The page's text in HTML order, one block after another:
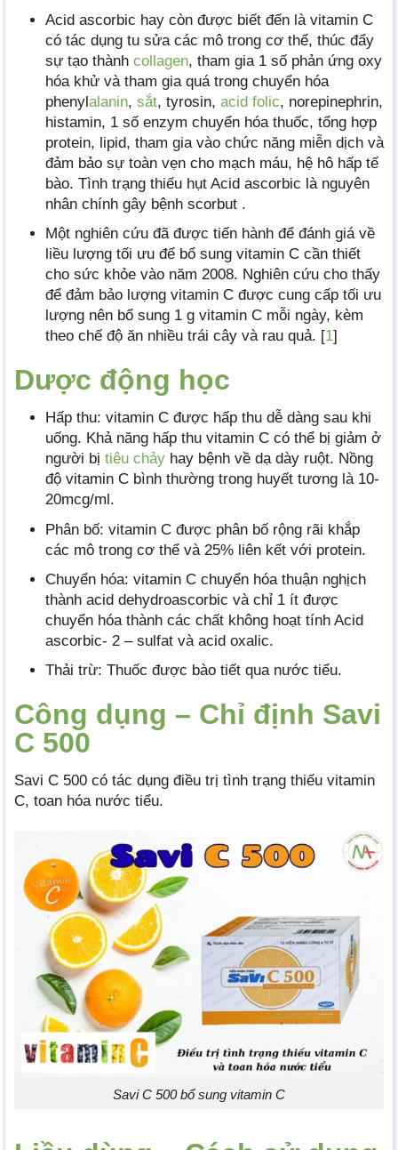
Acid ascorbic hay còn được biết đến là vitamin C
có tác dụng tu sửa các mô trong cơ thể, thúc đẩy
sự tạo thành collagen, tham gia 1 số phản ứng oxy
hóa khử và tham gia quá trong chuyển hóa
phenylalanin, sắt, tyrosin, acid folic, norepinephrin,
histamin, 1 số enzym chuyển hóa thuốc, tổng hợp
protein, lipid, tham gia vào chức năng miễn dịch và
đảm bảo sự toàn vẹn cho mạch máu, hệ hô hấp tế
bào. Tình trạng thiếu hụt Acid ascorbic là nguyên
nhân chính gây bệnh scorbut .
Một nghiên cứu đã được tiến hành để đánh giá về
liều lượng tối ưu để bổ sung vitamin C cần thiết
cho sức khỏe vào năm 2008. Nghiên cứu cho thấy
để đảm bảo lượng vitamin C được cung cấp tối ưu
lượng nên bổ sung 1 g vitamin C mỗi ngày, kèm
theo chế độ ăn nhiều trái cây và rau quả. [1]
Dược động học
Hấp thu: vitamin C được hấp thu dễ dàng sau khi
uống. Khả năng hấp thu vitamin C có thể bị giảm ở
người bị tiêu chảy hay bệnh về dạ dày ruột. Nồng
độ vitamin C bình thường trong huyết tương là 10-
20mcg/ml.
Phân bố: vitamin C được phân bố rộng rãi khắp
các mô trong cơ thể và 25% liên kết với protein.
Chuyển hóa: vitamin C chuyển hóa thuận nghịch
thành acid dehydroascorbic và chỉ 1 ít được
chuyển hóa thành các chất không hoạt tính Acid
ascorbic- 2 – sulfat và acid oxalic.
Thải trừ: Thuốc được bào tiết qua nước tiểu.
Công dụng – Chỉ định Savi
C 500
Savi C 500 có tác dụng điều trị tình trạng thiếu vitamin
C, toan hóa nước tiểu.
Savi C 500 bổ sung vitamin C